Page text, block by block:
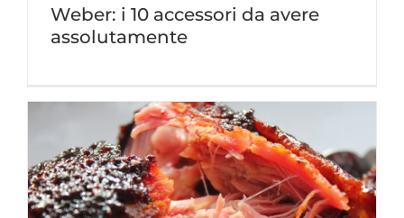
Weber: i 10 accessori da avere
assolutamente